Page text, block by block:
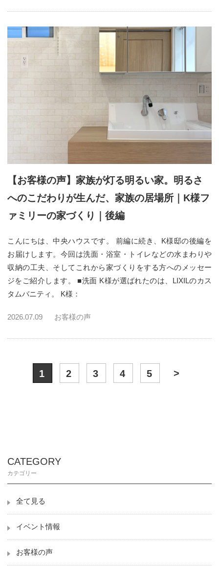
CATEGORY
カテゴリー
全て見る
イベント情報
お客様の声
【お客様の声】家族が灯る明るい家。明るさ
へのこだわりが生んだ、家族の居場所｜K様フ
ァミリーの家づくり｜後編
こんにちは、中央ハウスです。 前編に続き、K様邸の後編を
お届けします。今回は洗面・浴室・トイレなどの水まわりや
収納の工夫、そしてこれから家づくりをする方へのメッセー
ジをご紹介します。 ■洗面 K様が選ばれたのは、LIXILのカス
タムバニティ。 K様：
2026.07.09 お客様の声
1 2 3 4 5 >